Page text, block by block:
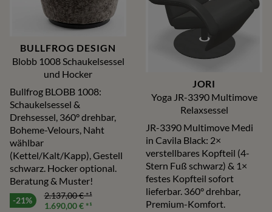
BULLFROG DESIGN
Blobb 1008 Schaukelsessel
und Hocker
Bullfrog BLOBB 1008:
Schaukelsessel &
Drehsessel, 360° drehbar,
Boheme-Velours, Naht
wählbar
(Kettel/Kalt/Kapp), Gestell
schwarz. Hocker optional.
Beratung & Muster!
2.137,00 €*¹
1.690,00 €*¹
-21%
JORI
Yoga JR-3390 Multimove
Relaxsessel
JR-3390 Multimove Medi
in Cavila Black: 2×
verstellbares Kopfteil (4-
Stern Fuß schwarz) & 1×
festes Kopfteil sofort
lieferbar. 360° drehbar,
Premium-Komfort.